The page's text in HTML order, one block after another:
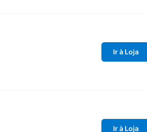
Ir à Loja
Ir à Loja